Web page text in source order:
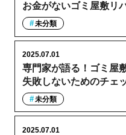
お金がないゴミ屋敷リ
未分類
専門家が語る！ゴミ屋
失敗しないためのチェ
2025.07.01
未分類
2025.07.01